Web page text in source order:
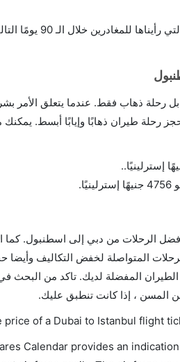
لقد قمنا بفحص
رحلة ذهاب فقط. عندما يتعلق الأمر
رحلة طيران ذهابًا وإيابًا أبسط. يمكنك
الرحلات من دبي إلى اسطنبول. كما
المتواصلة لخفض التكاليف وأيضا
المفضلة لديك. تاكد من البحث في
المسن ، إذا كانت تنطبق عليك.
price of a Dubai to Istanbul flight
Calendar provides an